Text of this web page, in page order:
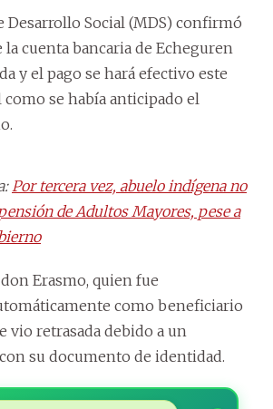
Social (MDS) confirmó
la cuenta bancaria de Echeguren
y el pago se hará efectivo este
como se había anticipado el
Por tercera vez, abuelo indígena no
de Adultos Mayores, pese a
Erasmo, quien fue
como beneficiario
vio retrasada debido a un
su documento de identidad.